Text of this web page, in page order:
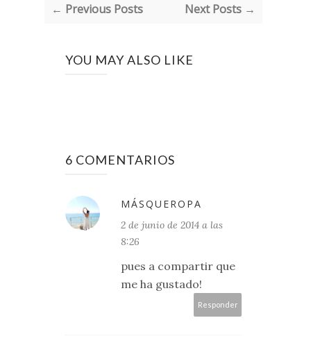
← Previous Posts Next Posts →
YOU MAY ALSO LIKE
6 COMENTARIOS
MÁSQUEROPA
2 de junio de 2014 a las
8:26
pues a compartir que
me ha gustado!
Responder